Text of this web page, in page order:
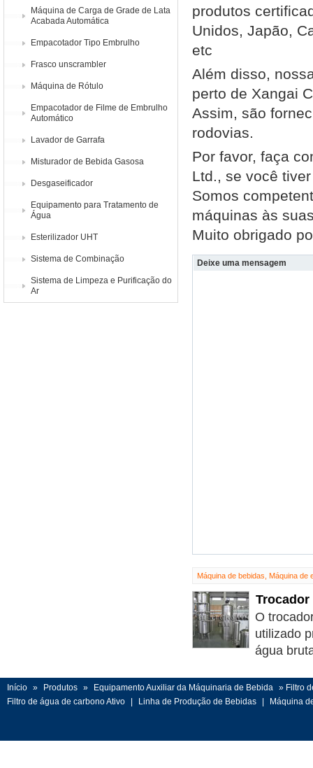
Máquina de Carga de Grade de Lata
Acabada Automática
Empacotador Tipo Embrulho
Frasco unscrambler
Máquina de Rótulo
Empacotador de Filme de Embrulho
Automático
Lavador de Garrafa
Misturador de Bebida Gasosa
Desgaseificador
Equipamento para Tratamento de
Água
Esterilizador UHT
Sistema de Combinação
Sistema de Limpeza e Purificação do
Ar
produtos
Unidos, Japão,
etc
Além disso,
perto de Xangai
Assim, são
rodovias.
Por favor, faça
Ltd., se você
Somos
máquinas às
Muito obrigado
Deixe uma mensagem
Máquina de bebidas, Máquina de
O
utilizado
água
Início » Produtos » Equipamento Auxiliar da Máquinaria de Bebida » Filtro
Filtro de água de carbono Ativo
Linha de Produção de Bebidas Máquina